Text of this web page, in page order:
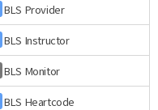
BLS Provider
BLS Instructor
BLS Monitor
BLS Heartcode